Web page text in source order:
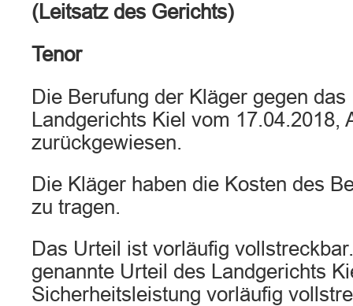
(Leitsatz des Gerichts)
Tenor
Die Berufung der Kläger gegen
Landgerichts Kiel vom 17.04.2018,
zurückgewiesen.
Die Kläger haben die Kosten des
zu tragen.
Das Urteil ist vorläufig
genannte Urteil des Landgerichts
Sicherheitsleistung vorläufig